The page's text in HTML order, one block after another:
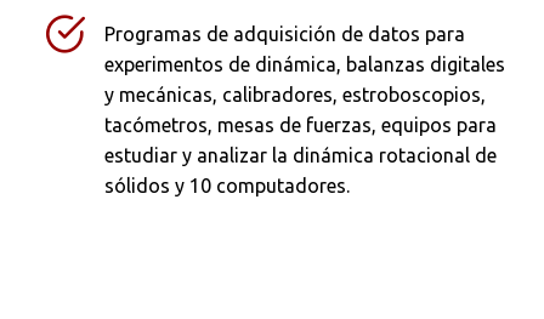
Programas de adquisición de datos para
experimentos de dinámica, balanzas digitales
y mecánicas, calibradores, estroboscopios,
tacómetros, mesas de fuerzas, equipos para
estudiar y analizar la dinámica rotacional de
sólidos y 10 computadores.
Buscar en: *